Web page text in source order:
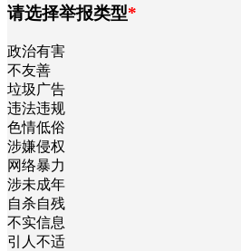
请选择举报类型*
政治有害
不友善
垃圾广告
违法违规
色情低俗
涉嫌侵权
网络暴力
涉未成年
自杀自残
不实信息
引人不适